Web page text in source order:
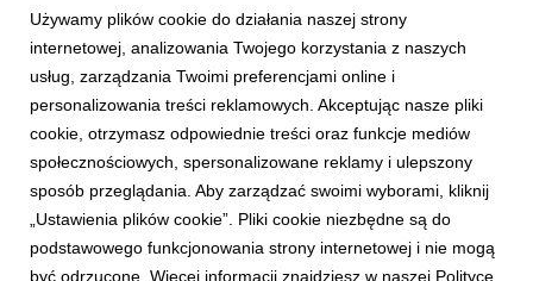
AKTUALNOŚCI
Dentsu wzmacnia kompetencje Business
Transformation w Polsce
27 kwietnia 2026
Dentsu rozwija w Polsce kompetencje Business
Używamy plików cookie do działania naszej strony
internetowej, analizowania Twojego korzystania z naszych
usług, zarządzania Twoimi preferencjami online i
personalizowania treści reklamowych. Akceptując nasze pliki
cookie, otrzymasz odpowiednie treści oraz funkcje mediów
społecznościowych, spersonalizowane reklamy i ulepszony
sposób przeglądania. Aby zarządzać swoimi wyborami, kliknij
„Ustawienia plików cookie”. Pliki cookie niezbędne są do
podstawowego funkcjonowania strony internetowej i nie mogą
być odrzucone. Więcej informacji znajdziesz w naszej Polityce